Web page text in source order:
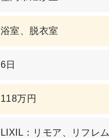
浴室、脱衣室
6日
118万円
LIXIL：リモア、リフレム